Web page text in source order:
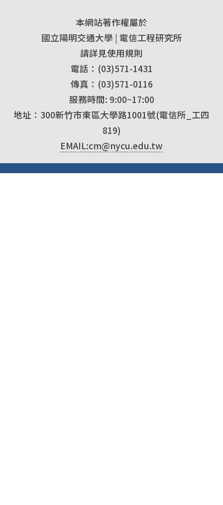
本網站著作權屬於
國立陽明交通大學 | 電信工程研究所
請詳見使用規則
電話：(03)571-1431
傳真：(03)571-0116
服務時間: 9:00~17:00
地址：300新竹市東區大學路1001號(電信所_工四
819)
EMAIL:cm@nycu.edu.tw